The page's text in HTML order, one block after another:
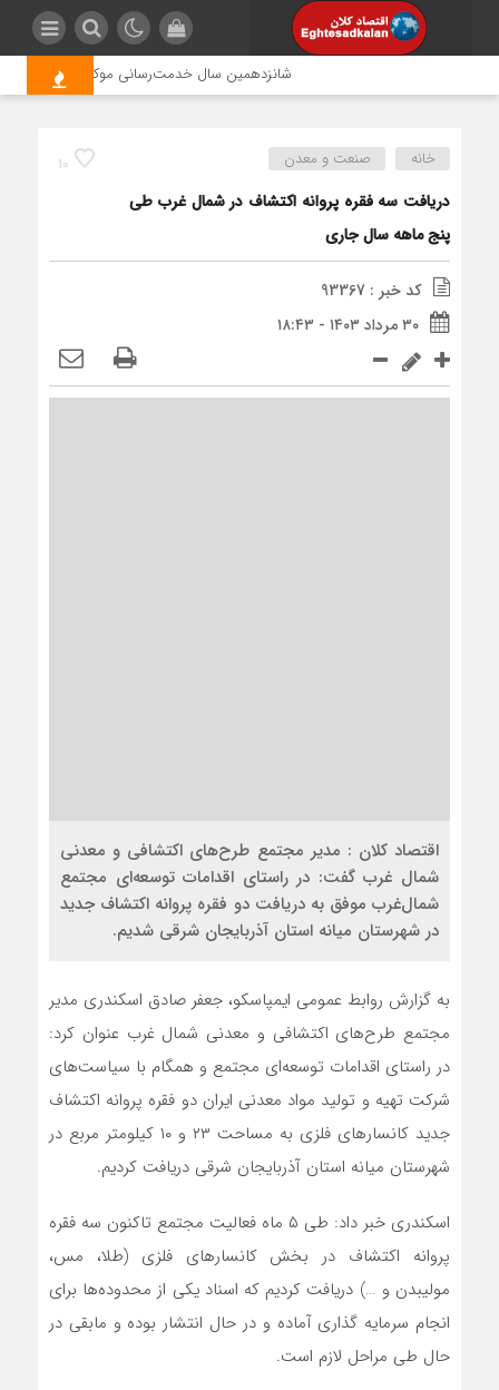
شانزدهمین سال خدمت‌رسانی موکب امام رضا (ع)
10 خانه صنعت و معدن
دریافت سه فقره پروانه اکتشاف در شمال غرب طی
پنج ماهه سال جاری
کد خبر : 93367
۳۰ مرداد ۱۴۰۳ - ۱۸:۴۳
اقتصاد کلان : مدیر مجتمع طرح‌های اکتشافی و معدنی
شمال غرب گفت: در راستای اقدامات توسعه‌ای مجتمع
شمال‌غرب موفق به دریافت دو فقره پروانه اکتشاف جدید
در شهرستان میانه استان آذربایجان شرقی شدیم.
به گزارش روابط عمومی ایمپاسکو، جعفر صادق اسکندری مدیر
مجتمع طرح‌های اکتشافی و معدنی شمال غرب عنوان کرد:
در راستای اقدامات توسعه‌ای مجتمع و همگام با سیاست‌های
شرکت تهیه و تولید مواد معدنی ایران دو فقره پروانه اکتشاف
جدید کانسارهای فلزی به مساحت ۲۳ و ۱۰ کیلومتر مربع در
شهرستان میانه استان آذربایجان شرقی دریافت کردیم.
اسکندری خبر داد: طی ۵ ماه فعالیت مجتمع تاکنون سه فقره
پروانه اکتشاف در بخش کانسارهای فلزی (طلا، مس،
مولیبدن و …) دریافت کردیم که اسناد یکی از محدوده‌ها برای
انجام سرمایه گذاری آماده و در حال انتشار بوده و مابقی در
حال طی مراحل لازم است.